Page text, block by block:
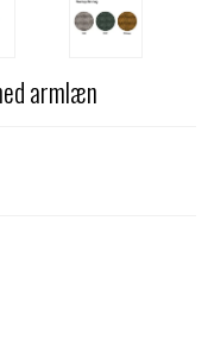
armlæn